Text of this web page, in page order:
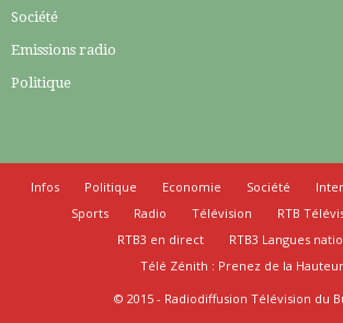
Société
Emissions radio
Politique
Infos Politique Economie Société
Sports
Radio Télévision
RTB
RTB3 en direct
RTB3 Langues
Télé Zénith : Prenez de la
© 2015 - Radiodiffusion Télévision du